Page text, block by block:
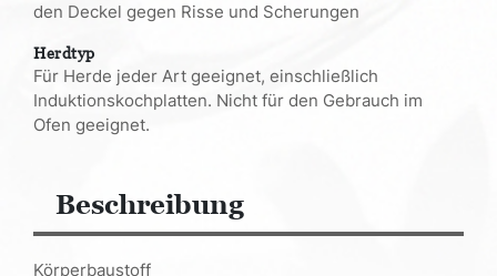
den Deckel gegen Risse und Scherungen
Herdtyp
Für Herde jeder Art geeignet, einschließlich
Induktionskochplatten. Nicht für den Gebrauch im
Ofen geeignet.
Beschreibung
Körperbaustoff